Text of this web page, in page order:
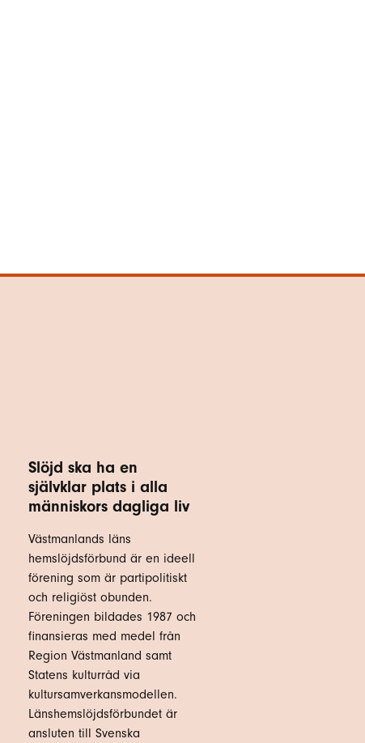
Slöjd ska ha en
självklar plats i alla
människors dagliga liv
Västmanlands läns
hemslöjdsförbund är en ideell
förening som är partipolitiskt
och religiöst obunden.
Föreningen bildades 1987 och
finansieras med medel från
Region Västmanland samt
Statens kulturråd via
kultursamverkansmodellen.
Länshemslöjdsförbundet är
ansluten till Svenska